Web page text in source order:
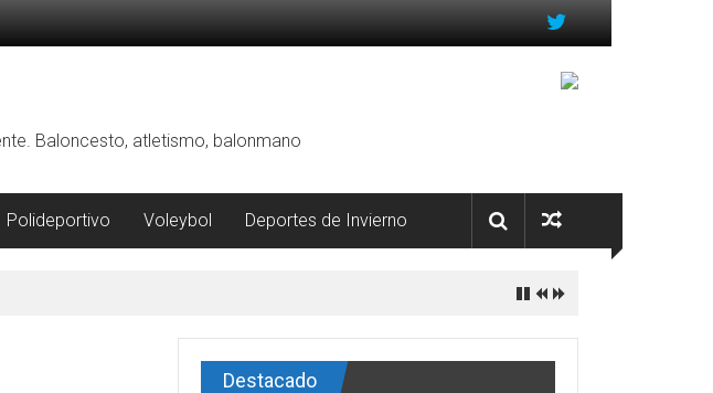
Baloncesto, atletismo, balonmano
Polideportivo Voleybol Deportes de Invierno
Destacado